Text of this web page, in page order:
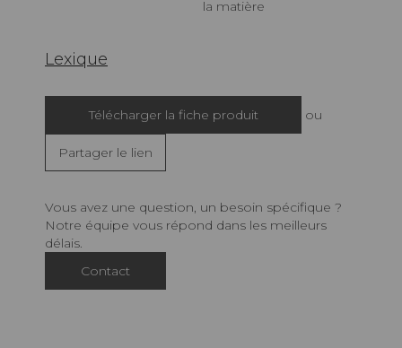
la matière
Lexique
Télécharger la fiche produit ou
Partager le lien
Vous avez une question, un besoin spécifique ?
Notre équipe vous répond dans les meilleurs
délais.
Contact